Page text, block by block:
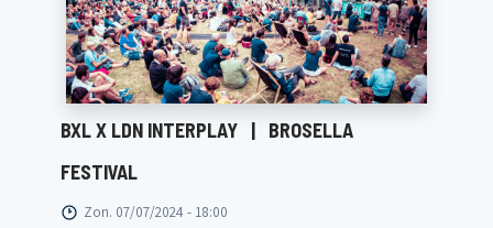
BXL X LDN INTERPLAY | BROSELLA
FESTIVAL
Zon. 07/07/2024 - 18:00